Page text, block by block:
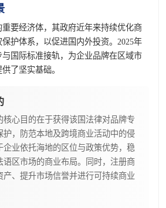
要经济体，其政府近年来持续优化商
护体系，以促进国内外投资。2025年
国际标准接轨，为企业品牌在区域市
了坚实基础。
核心目的在于获得该国法律对品牌专
护，防范本地及跨境商业活动中的侵
企业依托海地的区位与政策优势，稳
语区市场的商业布局。同时，注册商
产、提升市场信誉并进行可持续商业